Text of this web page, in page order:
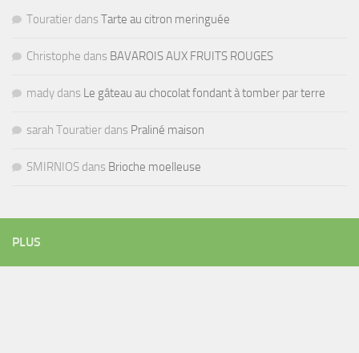
Touratier dans Tarte au citron meringuée
Christophe dans BAVAROIS AUX FRUITS ROUGES
mady dans Le gâteau au chocolat fondant à tomber par terre
sarah Touratier dans Praliné maison
SMIRNIOS dans Brioche moelleuse
PLUS